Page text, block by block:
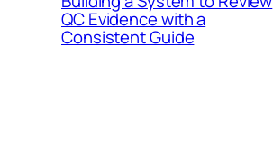
QC Evidence with a
Consistent Guide